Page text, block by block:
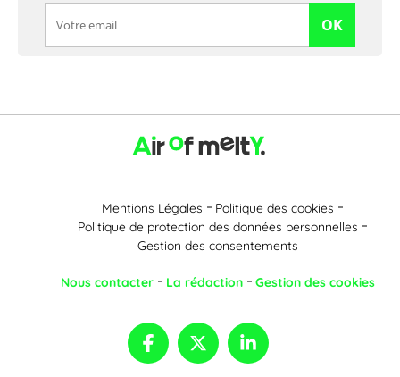
OK
Mentions Légales
Politique des cookies
Politique de protection des données personnelles
Gestion des consentements
Nous contacter La rédaction Gestion des cookies